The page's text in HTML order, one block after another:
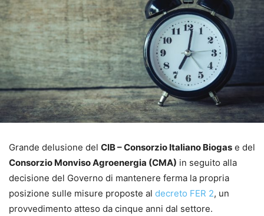
Grande delusione del CIB – Consorzio Italiano Biogas e del
Consorzio Monviso Agroenergia (CMA) in seguito alla
decisione del Governo di mantenere ferma la propria
posizione sulle misure proposte al decreto FER 2, un
provvedimento atteso da cinque anni dal settore.